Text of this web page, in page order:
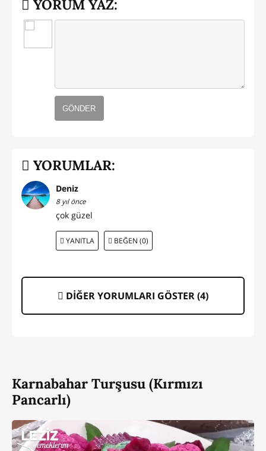
YORUM YAZ:
GÖNDER
YORUMLAR:
Deniz
8 yıl önce
çok güzel
YANITLA BEĞEN (0)
DİĞER YORUMLARI GÖSTER (4)
Karnabahar Turşusu (Kırmızı
Pancarlı)